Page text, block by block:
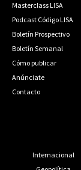
Masterclass LISA
Podcast Código LISA
Boletín Prospectivo
Boletín Semanal
Cómo publicar
Anúnciate
Contacto
Internacional